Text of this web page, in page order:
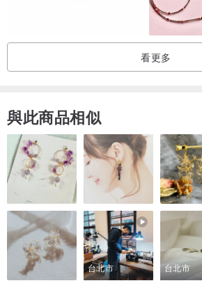
看更多
與此商品相似
台北市 台北市